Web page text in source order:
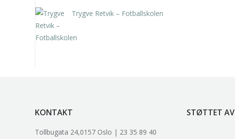
Trygve Retvik – Fotballskolen
KONTAKT
Tollbugata 24,0157 Oslo | 23 35 89 40
STØTTET AV